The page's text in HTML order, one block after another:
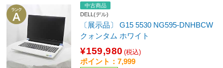
中古商品
DELL(デル)
〔展示品〕 G15 5530 NG595-DNHBCW
クォンタム ホワイト
¥159,980 (税込)
ポイント：7,999